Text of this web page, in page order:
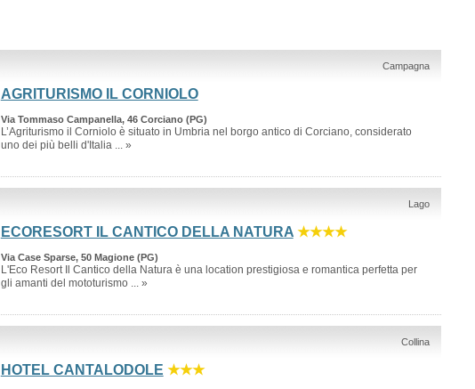
Campagna
AGRITURISMO IL CORNIOLO
Via Tommaso Campanella, 46 Corciano (PG)
L’Agriturismo il Corniolo è situato in Umbria nel borgo antico di Corciano, considerato
uno dei più belli d'Italia ... »
Lago
ECORESORT IL CANTICO DELLA NATURA ★★★★
Via Case Sparse, 50 Magione (PG)
L'Eco Resort Il Cantico della Natura è una location prestigiosa e romantica perfetta per
gli amanti del mototurismo ... »
Collina
HOTEL CANTALODOLE ★★★